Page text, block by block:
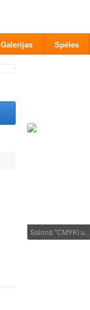
Galerijas Spēles
Salonā "CMYKI u…